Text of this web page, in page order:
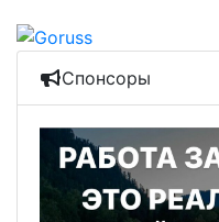
Спонсоры